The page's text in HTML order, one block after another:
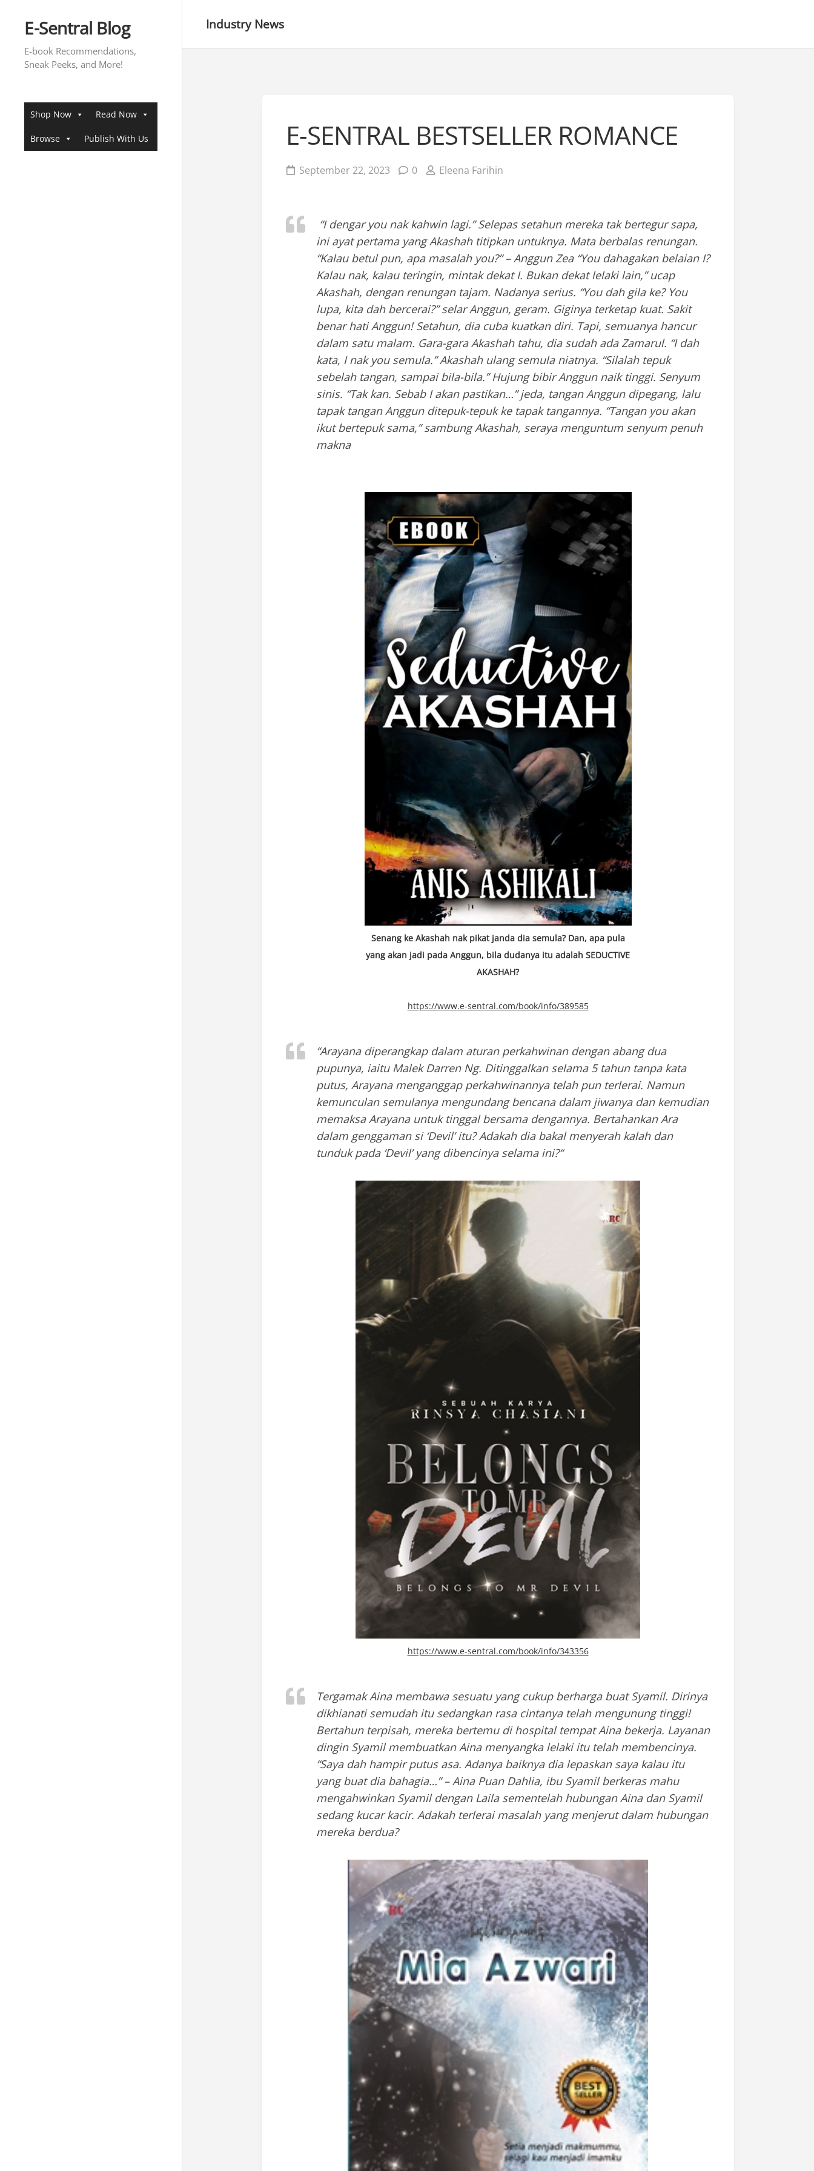
contentE-Sentral Blog
E-book Recommendations,
Sneak Peeks, and More!
Shop Now Read Now
Browse Publish With Us
Industry News
E-SENTRAL BESTSELLER ROMANCE
September 22, 2023 0 Eleena Farihin
“I dengar you nak kahwin lagi.” Selepas setahun mereka tak bertegur sapa,
ini ayat pertama yang Akashah titipkan untuknya. Mata berbalas renungan.
“Kalau betul pun, apa masalah you?” – Anggun Zea “You dahagakan belaian I?
Kalau nak, kalau teringin, mintak dekat I. Bukan dekat lelaki lain,” ucap
Akashah, dengan renungan tajam. Nadanya serius. “You dah gila ke? You
lupa, kita dah bercerai?” selar Anggun, geram. Giginya terketap kuat. Sakit
benar hati Anggun! Setahun, dia cuba kuatkan diri. Tapi, semuanya hancur
dalam satu malam. Gara-gara Akashah tahu, dia sudah ada Zamarul. “I dah
kata, I nak you semula.” Akashah ulang semula niatnya. “Silalah tepuk
sebelah tangan, sampai bila-bila.” Hujung bibir Anggun naik tinggi. Senyum
sinis. “Tak kan. Sebab I akan pastikan…” jeda, tangan Anggun dipegang, lalu
tapak tangan Anggun ditepuk-tepuk ke tapak tangannya. “Tangan you akan
ikut bertepuk sama,” sambung Akashah, seraya menguntum senyum penuh
makna
Senang ke Akashah nak pikat janda dia semula? Dan, apa pula
yang akan jadi pada Anggun, bila dudanya itu adalah SEDUCTIVE
AKASHAH?
https://www.e-sentral.com/book/info/389585
“Arayana diperangkap dalam aturan perkahwinan dengan abang dua
pupunya, iaitu Malek Darren Ng. Ditinggalkan selama 5 tahun tanpa kata
putus, Arayana menganggap perkahwinannya telah pun terlerai. Namun
kemunculan semulanya mengundang bencana dalam jiwanya dan kemudian
memaksa Arayana untuk tinggal bersama dengannya. Bertahankan Ara
dalam genggaman si ‘Devil’ itu? Adakah dia bakal menyerah kalah dan
tunduk pada ‘Devil’ yang dibencinya selama ini?“
https://www.e-sentral.com/book/info/343356
Tergamak Aina membawa sesuatu yang cukup berharga buat Syamil. Dirinya
dikhianati semudah itu sedangkan rasa cintanya telah mengunung tinggi!
Bertahun terpisah, mereka bertemu di hospital tempat Aina bekerja. Layanan
dingin Syamil membuatkan Aina menyangka lelaki itu telah membencinya.
“Saya dah hampir putus asa. Adanya baiknya dia lepaskan saya kalau itu
yang buat dia bahagia…” – Aina Puan Dahlia, ibu Syamil berkeras mahu
mengahwinkan Syamil dengan Laila sementelah hubungan Aina dan Syamil
sedang kucar kacir. Adakah terlerai masalah yang menjerut dalam hubungan
mereka berdua?